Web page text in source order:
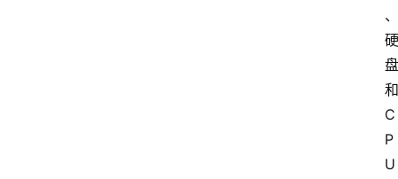
、
硬
盘
和
C
P
U